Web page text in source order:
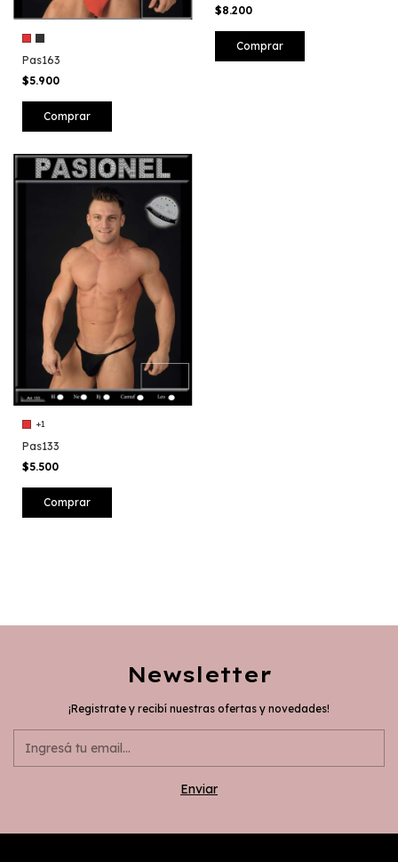
Pas163
$5.900
Comprar
$8.200
Comprar
+1
Pas133
$5.500
Comprar
Newsletter
¡Registrate y recibí nuestras ofertas y novedades!